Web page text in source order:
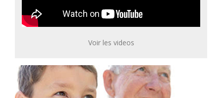
Voir les videos